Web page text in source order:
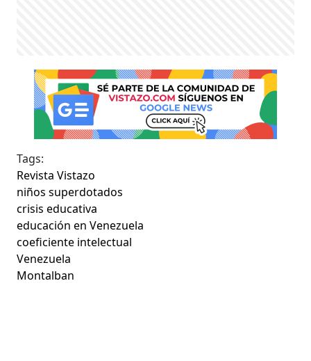
Tags:
Revista Vistazo
niños superdotados
crisis educativa
educación en Venezuela
coeficiente intelectual
Venezuela
Montalban